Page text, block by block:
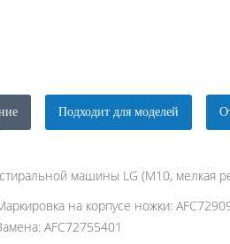
Подходит для моделей
машины LG (М10, мелкая
на корпусе ножки:
AFC72755401